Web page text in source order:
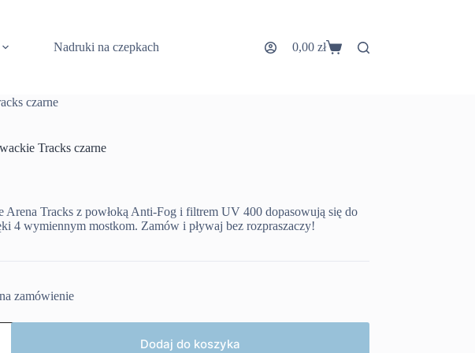
Nadruki na czepkach Koszyk
0,00 zł
czarne
Tracks czarne
Arena Tracks z powłoką Anti-Fog i filtrem UV 400 dopasowują się do
4 wymiennym mostkom. Zamów i pływaj bez rozpraszaczy!
zamówienie
Dodaj do koszyka